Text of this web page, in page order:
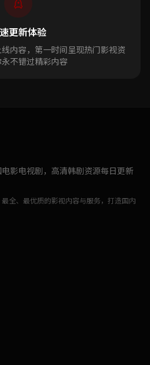
更新体验
内容，第一时间呈现热门影视资
不错过精彩内容
影电视剧，高清韩剧资源每日更新
全、最优质的影视内容与服务，打造国内